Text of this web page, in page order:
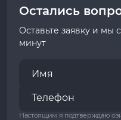
Остались
Оставьте заявку и мы
минут
Настоящим я подтверждаю